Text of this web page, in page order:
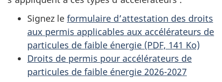
Signez le formulaire d’attestation des droits
aux permis applicables aux accélérateurs de
particules de faible énergie (PDF, 141 Ko)
Droits de permis pour accélérateurs de
particules de faible énergie 2026-2027